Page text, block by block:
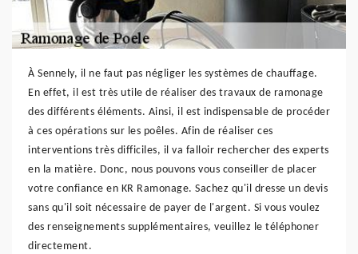
À Sennely, il ne faut pas négliger les systèmes de chauffage.
En effet, il est très utile de réaliser des travaux de ramonage
des différents éléments. Ainsi, il est indispensable de procéder
à ces opérations sur les poêles. Afin de réaliser ces
interventions très difficiles, il va falloir rechercher des experts
en la matière. Donc, nous pouvons vous conseiller de placer
votre confiance en KR Ramonage. Sachez qu'il dresse un devis
sans qu'il soit nécessaire de payer de l'argent. Si vous voulez
des renseignements supplémentaires, veuillez le téléphoner
directement.